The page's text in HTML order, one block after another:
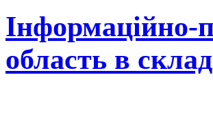
Інформаційно-
область в